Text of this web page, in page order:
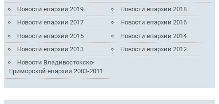
Новости епархии 2019
Новости епархии 2018
Новости епархии 2017
Новости епархии 2016
Новости епархии 2015
Новости епархии 2014
Новости епархии 2013
Новости епархии 2012
Новости Владивостокско-
Приморской епархии 2003-2011